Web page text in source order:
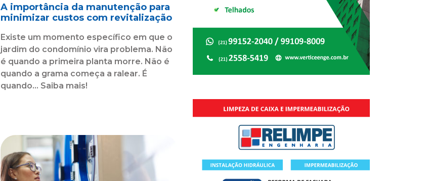
A importância da manutenção para
minimizar custos com revitalização
Existe um momento específico em que o
jardim do condomínio vira problema. Não
é quando a primeira planta morre. Não é
quando a grama começa a ralear. É
quando... Saiba mais!